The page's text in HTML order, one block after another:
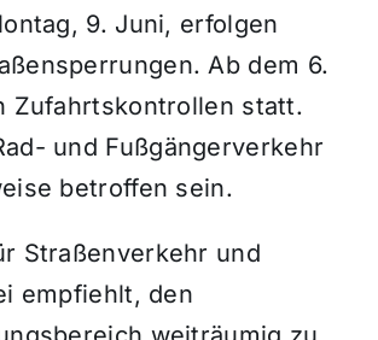
9. Juni, erfolgen
Ab dem 6.
Zufahrtskontrollen statt.
und Fußgängerverkehr
betroffen sein.
Straßenverkehr und
empfiehlt, den